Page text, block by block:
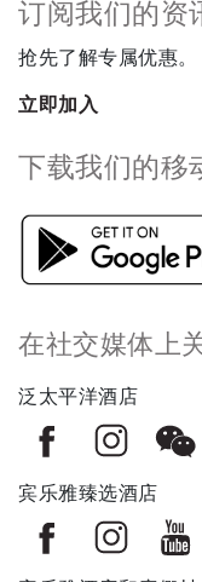
订阅我们的资
抢先了解专属优惠。
立即加入
下载我们的移
在社交媒体上
泛太平洋酒店
宾乐雅臻选酒店